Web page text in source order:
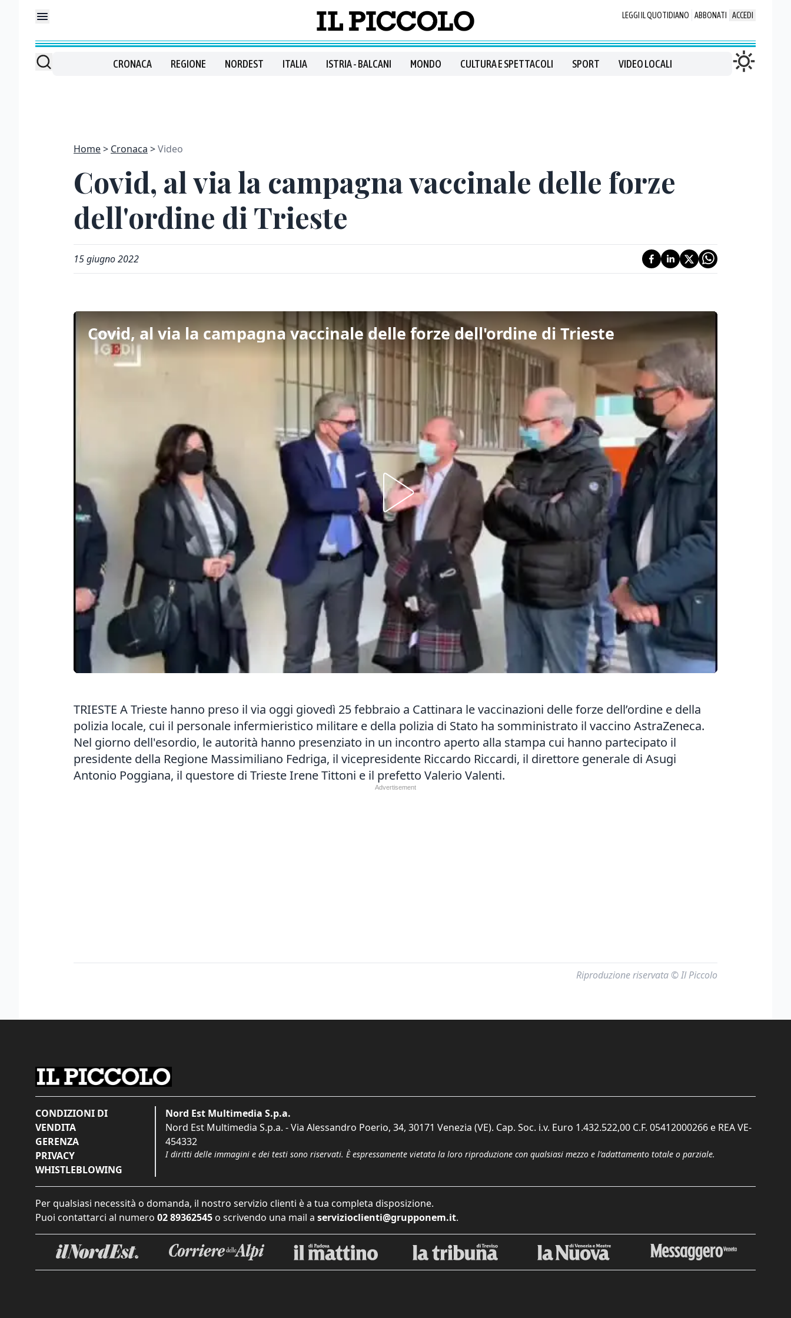
LEGGI IL QUOTIDIANO ABBONATI ACCEDI
CRONACA REGIONE NORDEST ITALIA ISTRIA - BALCANI MONDO CULTURA E SPETTACOLI SPORT VIDEO LOCALI
Home Cronaca Video
Covid, al via la campagna vaccinale delle forze
dell'ordine di Trieste
15 giugno 2022
Covid, al via la campagna vaccinale delle forze dell'ordine di Trieste
TRIESTE A Trieste hanno preso il via oggi giovedì 25 febbraio a Cattinara le vaccinazioni delle forze dell’ordine e della
polizia locale, cui il personale infermieristico militare e della polizia di Stato ha somministrato il vaccino AstraZeneca.
Nel giorno dell'esordio, le autorità hanno presenziato in un incontro aperto alla stampa cui hanno partecipato il
presidente della Regione Massimiliano Fedriga, il vicepresidente Riccardo Riccardi, il direttore generale di Asugi
Antonio Poggiana, il questore di Trieste Irene Tittoni e il prefetto Valerio Valenti.
Riproduzione riservata © Il Piccolo
CONDIZIONI DI
VENDITA
GERENZA
PRIVACY
WHISTLEBLOWING
Nord Est Multimedia S.p.a.
Nord Est Multimedia S.p.a. - Via Alessandro Poerio, 34, 30171 Venezia (VE). Cap. Soc. i.v. Euro 1.432.522,00 C.F. 05412000266 e REA VE-
454332
I diritti delle immagini e dei testi sono riservati. È espressamente vietata la loro riproduzione con qualsiasi mezzo e l'adattamento totale o parziale.
Per qualsiasi necessità o domanda, il nostro servizio clienti è a tua completa disposizione.
Puoi contattarci al numero 02 89362545 o scrivendo una mail a servizioclienti@grupponem.it.